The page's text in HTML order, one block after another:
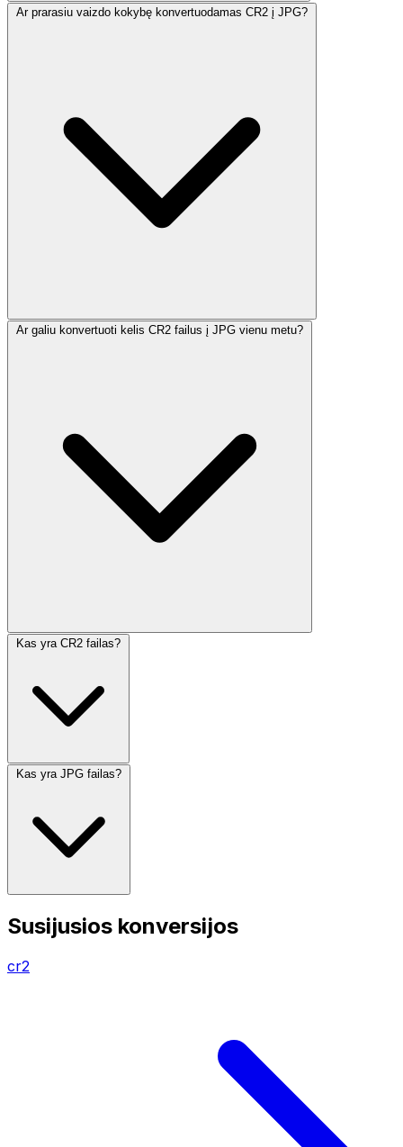
Ar prarasiu vaizdo kokybę konvertuodamas CR2 į JPG?
Ar galiu konvertuoti kelis CR2 failus į JPG vienu metu?
Kas yra CR2 failas?
Kas yra JPG failas?
Susijusios konversijos
cr2